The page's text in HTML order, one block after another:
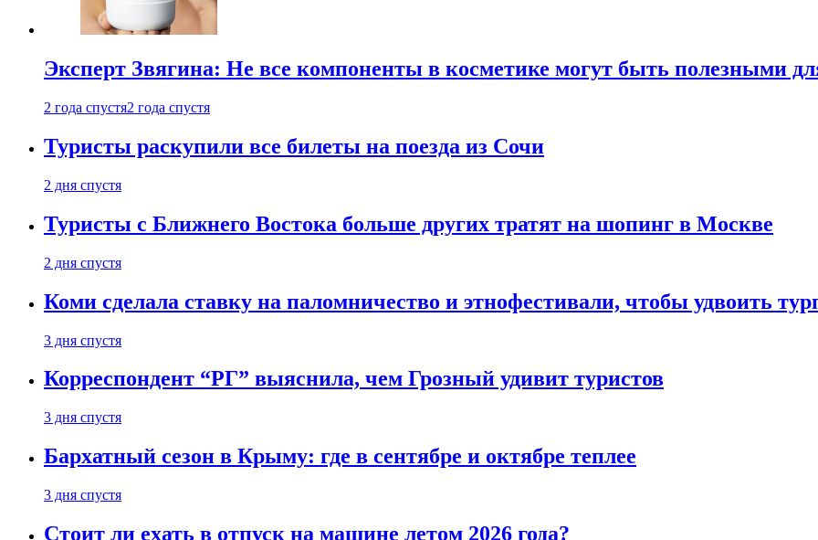
Эксперт Звягина: Не все компоненты в косметике могут быть полезными
2 года спустя2 года спустя
Туристы раскупили все билеты на поезда из Сочи
2 дня спустя
Туристы с Ближнего Востока больше других тратят на шопинг в Москве
2 дня спустя
Коми сделала ставку на паломничество и этнофестивали, чтобы удвоить
3 дня спустя
Корреспондент “РГ” выяснила, чем Грозный удивит туристов
3 дня спустя
Бархатный сезон в Крыму: где в сентябре и октябре теплее
3 дня спустя
Стоит ли ехать в отпуск на машине летом 2026 года?